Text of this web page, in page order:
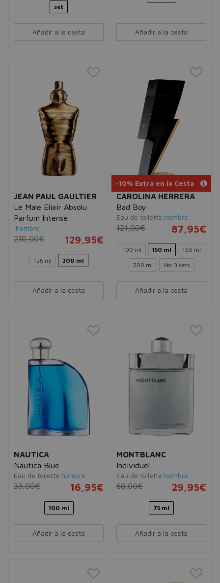
set
Añadir a la cesta Añadir a la cesta
JEAN PAUL GAULTIER
Le Male Elixir Absolu
Parfum Intense
hombre
210,00€ 129,95€
125 ml 200 ml
Añadir a la cesta
-10% Extra en la Cesta
CAROLINA HERRERA
Bad Boy
Eau de toilette hombre
121,00€ 87,95€
100 ml 150 ml 150 ml
200 ml Ver 3 sets
Añadir a la cesta
NAUTICA
Nautica Blue
Eau de toilette hombre
33,00€ 16,95€
100 ml
Añadir a la cesta
MONTBLANC
Individuel
Eau de toilette hombre
68,00€ 29,95€
75 ml
Añadir a la cesta